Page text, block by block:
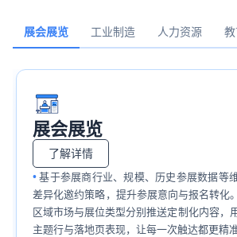
展会展览 工业制造 人力资源 教
展会展览
了解详情
基于参展商行业、规模、历史参展数据等
差异化邀约策略，提升参展意向与报名转化
区域市场与展位类型分别推送定制化内容，
主题行与落地页表现，让每一次触达都更精准